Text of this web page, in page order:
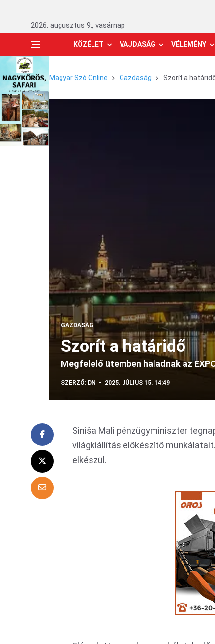
2026. augusztus 9., vasárnap
KÖZÉLET VAJDASÁG VÉLEMÉNY
Magyar Szó Online Gazdaság Szorít a határidő
GAZDASÁG
Szorít a határidő
Megfelelő ütemben haladnak az
SZERZŐ: DN 2025. JÚLIUS 15. 14:49
Siniša Mali pénzügyminiszter
világkiállítás előkészítő
elkészül.